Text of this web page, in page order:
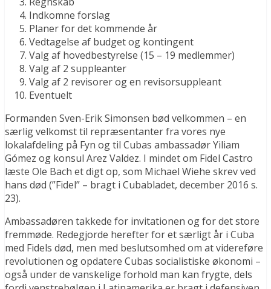
Indkomne forslag
Planer for det kommende år
Vedtagelse af budget og kontingent
Valg af hovedbestyrelse (15 – 19 medlemmer)
Valg af 2 suppleanter
Valg af 2 revisorer og en revisorsuppleant
Eventuelt
Formanden Sven-Erik Simonsen bød velkommen – en
særlig velkomst til repræsentanter fra vores nye
lokalafdeling på Fyn og til Cubas ambassadør Yiliam
Gómez og konsul Arez Valdez. I mindet om Fidel Castro
læste Ole Bach et digt op, som Michael Wiehe skrev ved
hans død (”Fidel” – bragt i Cubabladet, december 2016 s.
23).
Ambassadøren takkede for invitationen og for det store
fremmøde. Redegjorde herefter for et særligt år i Cuba
med Fidels død, men med beslutsomhed om at videreføre
revolutionen og opdatere Cubas socialistiske økonomi –
også under de vanskelige forhold man kan frygte, dels